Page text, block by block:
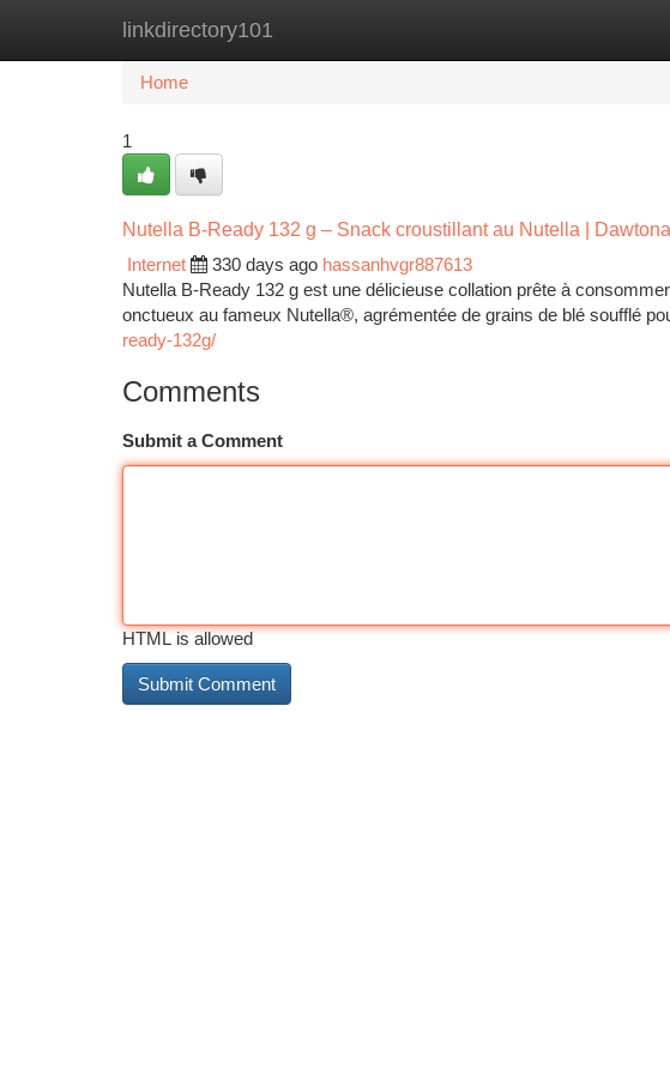
linkdirectory101
Home New Site Listings
Home
1
Nutella B-Ready 132 g – Snack croustillant au Nutella |
Internet
330 days ago hassanhvgr887613
Nutella B-Ready 132 g est une délicieuse collation prête à
onctueux au fameux Nutella®, agrémentée de grains de blé soufflé
ready-132g/
Comments
Submit a Comment
HTML is allowed